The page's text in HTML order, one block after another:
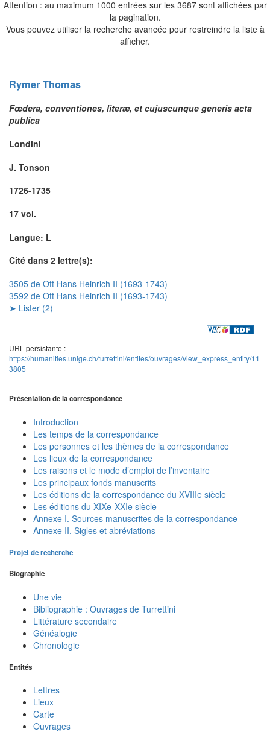
Attention : au maximum 1000 entrées sur les 3687 sont affichées par
la pagination.
Vous pouvez utiliser la recherche avancée pour restreindre la liste à
afficher.
Rymer Thomas
Fœdera, conventiones, literæ, et cujuscunque generis acta
publica
Londini
J. Tonson
1726-1735
17 vol.
Langue: L
Cité dans 2 lettre(s):
3505 de Ott Hans Heinrich II (1693-1743)
3592 de Ott Hans Heinrich II (1693-1743)
➤ Lister (2)
URL persistante :
https://humanities.unige.ch/turrettini/entites/ouvrages/view_express_entity/11
3805
Présentation de la correspondance
Introduction
Les temps de la correspondance
Les personnes et les thèmes de la correspondance
Les lieux de la correspondance
Les raisons et le mode d’emploi de l’inventaire
Les principaux fonds manuscrits
Les éditions de la correspondance du XVIIIe siècle
Les éditions du XIXe-XXIe siècle
Annexe I. Sources manuscrites de la correspondance
Annexe II. Sigles et abréviations
Projet de recherche
Biographie
Une vie
Bibliographie : Ouvrages de Turrettini
Littérature secondaire
Généalogie
Chronologie
Entités
Lettres
Lieux
Carte
Ouvrages